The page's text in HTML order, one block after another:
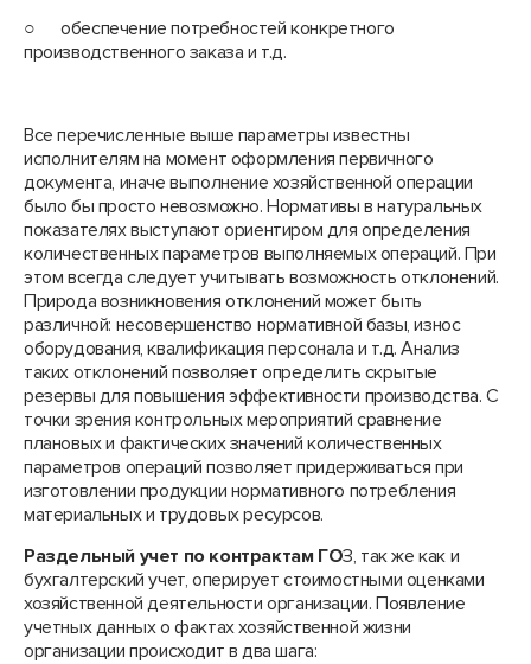
○ обеспечение потребностей конкретного
производственного заказа и т.д.
Все перечисленные выше параметры известны
исполнителям на момент оформления первичного
документа, иначе выполнение хозяйственной операции
было бы просто невозможно. Нормативы в натуральных
показателях выступают ориентиром для определения
количественных параметров выполняемых операций. При
этом всегда следует учитывать возможность отклонений.
Природа возникновения отклонений может быть
различной: несовершенство нормативной базы, износ
оборудования, квалификация персонала и т.д. Анализ
таких отклонений позволяет определить скрытые
резервы для повышения эффективности производства. С
точки зрения контрольных мероприятий сравнение
плановых и фактических значений количественных
параметров операций позволяет придерживаться при
изготовлении продукции нормативного потребления
материальных и трудовых ресурсов.
Раздельный учет по контрактам ГОЗ, так же как и
бухгалтерский учет, оперирует стоимостными оценками
хозяйственной деятельности организации. Появление
учетных данных о фактах хозяйственной жизни
организации происходит в два шага: